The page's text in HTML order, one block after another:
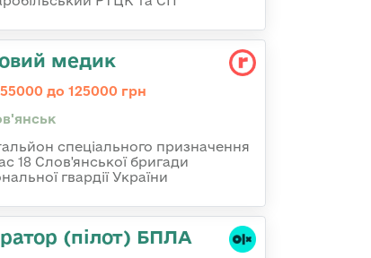
медик
55000 до 125000 грн
спеціального призначення
18 Слов'янської бригади
гвардії України
(пілот) БПЛА